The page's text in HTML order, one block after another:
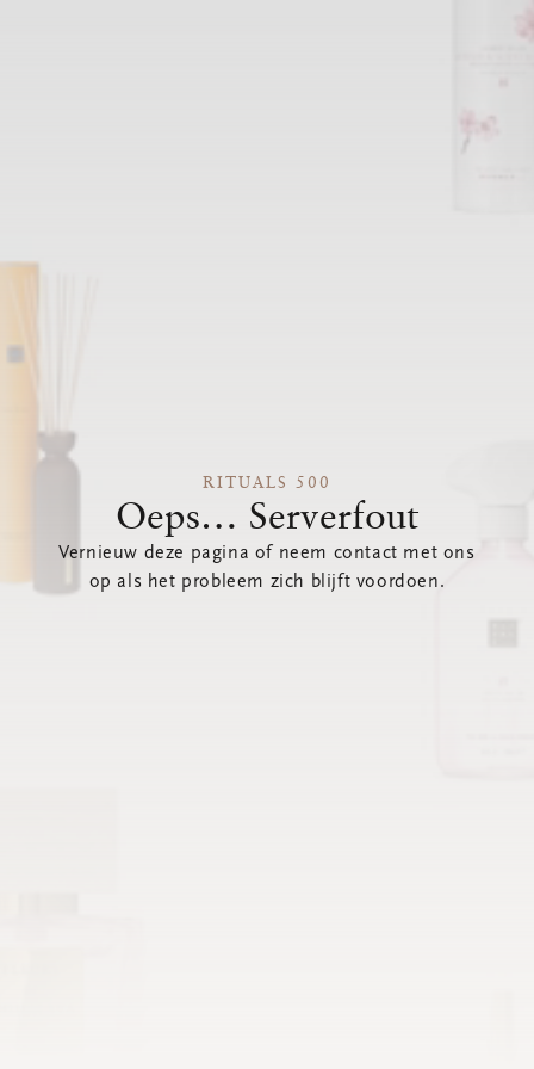
RITUALS 500
Oeps… Serverfout
Vernieuw deze pagina of neem contact met ons
op als het probleem zich blijft voordoen.